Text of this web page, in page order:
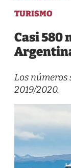
TURISMO
Casi 580
Los números
2019/2020.